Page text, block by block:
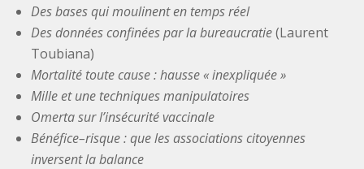
Des bases qui moulinent en temps réel
Des données confinées par la bureaucratie(Laurent
Toubiana)
Mortalité toute cause : hausse « inexpliquée »
Mille et une techniques manipulatoires
Omerta sur l’insécurité vaccinale
Bénéfice–risque : que les associations citoyennes
inversent la balance